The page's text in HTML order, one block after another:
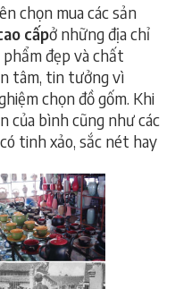
chọn mua các sản
cấpở những địa chỉ
đẹp và chất
tâm, tin tưởng vì
chọn đồ gốm. Khi
của bình cũng như các
tinh xảo, sắc nét hay